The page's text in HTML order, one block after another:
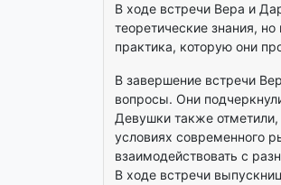
В ходе встречи Вера и
теоретические знания,
практика, которую они
В завершение встречи
вопросы. Они
Девушки также
условиях современного
взаимодействовать с
В ходе встречи